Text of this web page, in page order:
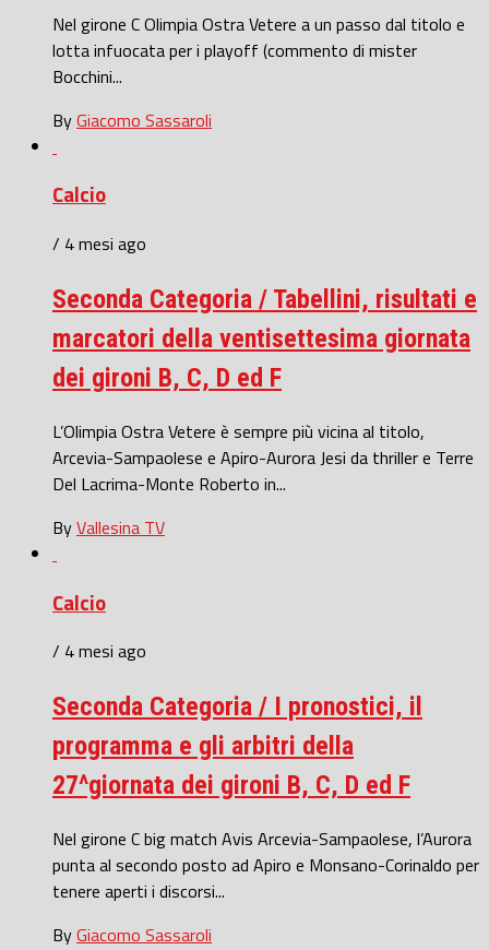
Nel girone C Olimpia Ostra Vetere a un passo dal titolo e
lotta infuocata per i playoff (commento di mister
Bocchini...
ByGiacomo Sassaroli
Calcio
/ 4 mesi ago
Seconda Categoria / Tabellini, risultati e
marcatori della ventisettesima giornata
dei gironi B, C, D ed F
L’Olimpia Ostra Vetere è sempre più vicina al titolo,
Arcevia-Sampaolese e Apiro-Aurora Jesi da thriller e Terre
Del Lacrima-Monte Roberto in...
ByVallesina TV
Calcio
/ 4 mesi ago
Seconda Categoria / I pronostici, il
programma e gli arbitri della
27^giornata dei gironi B, C, D ed F
Nel girone C big match Avis Arcevia-Sampaolese, l’Aurora
punta al secondo posto ad Apiro e Monsano-Corinaldo per
tenere aperti i discorsi...
ByGiacomo Sassaroli